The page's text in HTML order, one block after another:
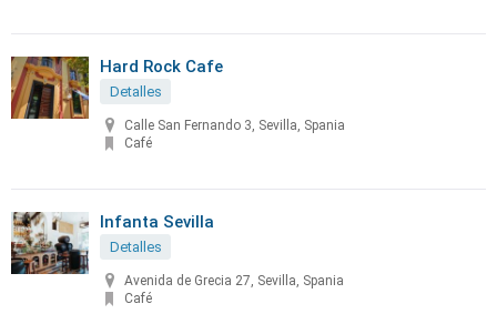
Hard Rock Cafe
Detalles
Calle San Fernando 3, Sevilla, Spania
Café
Infanta Sevilla
Detalles
Avenida de Grecia 27, Sevilla, Spania
Café